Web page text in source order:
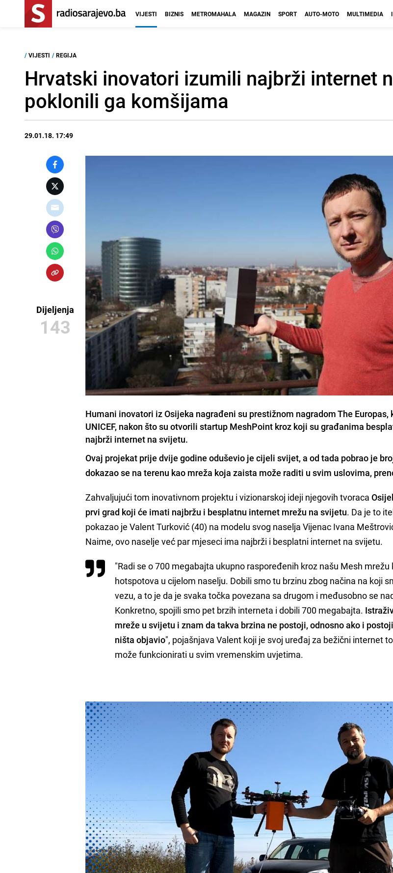
VIJESTI BIZNIS METROMAHALA MAGAZIN SPORT AUTO-MOTO MULTIMEDIA
/ VIJESTI / REGIJA
Hrvatski inovatori izumili najbrži internet
poklonili ga komšijama
29.01.18. 17:49
Dijeljenja
143
Humani inovatori iz Osijeka nagrađeni su prestižnom nagradom The Europas,
UNICEF, nakon što su otvorili startup MeshPoint kroz koji su građanima
najbrži internet na svijetu.
Ovaj projekat prije dvije godine oduševio je cijeli svijet, a od tada pobrao je
dokazao se na terenu kao mreža koja zaista može raditi u svim uslovima,
Zahvaljujući tom inovativnom projektu i vizionarskoj ideji njegovih tvoraca
prvi grad koji će imati najbržu i besplatnu internet mrežu na svijetu. Da je to
pokazao je Valent Turković (40) na modelu svog naselja Vijenac Ivana
Naime, ovo naselje već par mjeseci ima najbrži i besplatni internet na svijetu.
"Radi se o 700 megabajta ukupno raspoređenih kroz našu Mesh mrežu
hotspotova u cijelom naselju. Dobili smo tu brzinu zbog načina na koji
vezu, a to je da je svaka točka povezana sa drugom i međusobno se
Konkretno, spojili smo pet brzih interneta i dobili 700 megabajta.
mreže u svijetu i znam da takva brzina ne postoji, odnosno ako i
ništa objavio", pojašnjava Valent koji je svoj uređaj za bežični internet
može funkcionirati u svim vremenskim uvjetima.